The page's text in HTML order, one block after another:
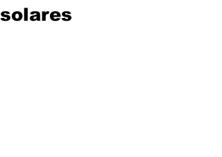
solares